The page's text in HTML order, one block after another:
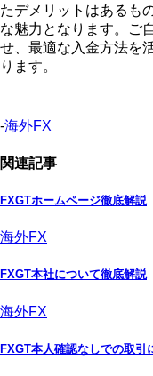
たデメリットはあるも
な魅力となります。ご
せ、最適な入金方法を
ります。
-海外FX
関連記事
FXGTホームページ徹底解説
海外FX
FXGT本社について徹底解説
海外FX
FXGT本人確認なしでの取引